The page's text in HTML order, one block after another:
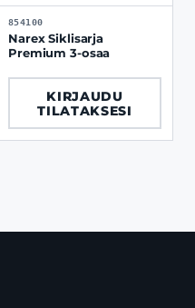
854100
Narex Siklisarja
Premium 3-osaa
KIRJAUDU
TILATAKSESI